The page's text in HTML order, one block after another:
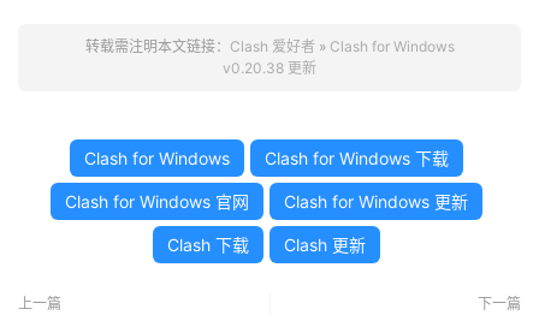
转载需注明本文链接： Clash 爱好者 » Clash for Windows
v0.20.38 更新
Clash for Windows Clash for Windows 下载
Clash for Windows 官网 Clash for Windows 更新
Clash 下载 Clash 更新
上一篇 下一篇